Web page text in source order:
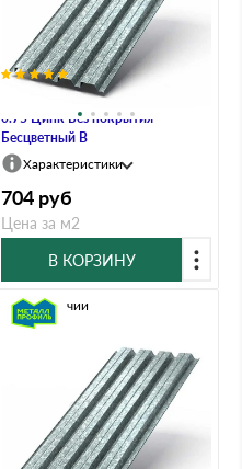
Профлист Металл Профиль Н60
0.75 Цинк Без покрытия
Бесцветный B
Характеристики
704 руб
Цена за м2
В КОРЗИНУ
В наличии